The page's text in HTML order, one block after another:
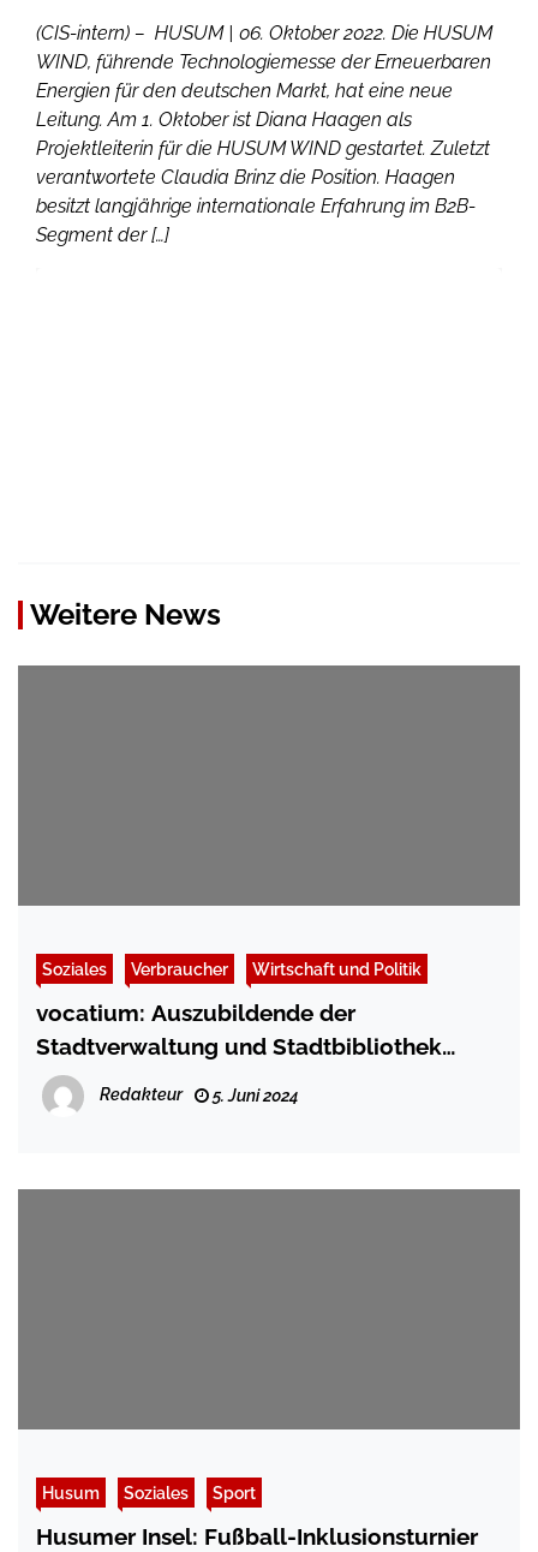
(CIS-intern) – HUSUM | 06. Oktober 2022. Die HUSUM
WIND, führende Technologiemesse der Erneuerbaren
Energien für den deutschen Markt, hat eine neue
Leitung. Am 1. Oktober ist Diana Haagen als
Projektleiterin für die HUSUM WIND gestartet. Zuletzt
verantwortete Claudia Brinz die Position. Haagen
besitzt langjährige internationale Erfahrung im B2B-
Segment der […]
Weitere News
Soziales Verbraucher Wirtschaft und Politik
vocatium: Auszubildende der
Stadtverwaltung und Stadtbibliothek
erzählen über ihre Berufe
Redakteur 5. Juni 2024
Husum Soziales Sport
Husumer Insel: Fußball-Inklusionsturnier